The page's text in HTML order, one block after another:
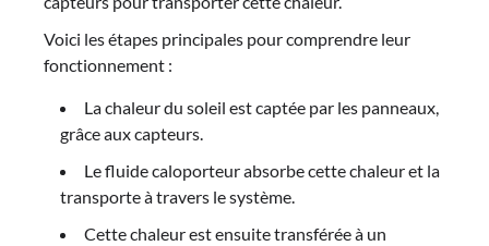
Voici les étapes principales pour comprendre leur
fonctionnement :
La chaleur du soleil est captée par les panneaux,
grâce aux capteurs.
Le fluide caloporteur absorbe cette chaleur et la
transporte à travers le système.
Cette chaleur est ensuite transférée à un